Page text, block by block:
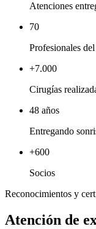
Atenciones
70
Profesionales
+7.000
Cirugías
48 años
Entregando
+600
Socios
Reconocimientos y
Atención de